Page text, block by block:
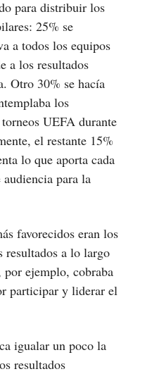
para distribuir los
25% se
a todos los equipos
a los resultados
Otro 30% se hacía
los
UEFA durante
el restante 15%
lo que aporta cada
para la
favorecidos eran los
resultados a lo largo
ejemplo, cobraba
participar y liderar el
igualar un poco la
resultados